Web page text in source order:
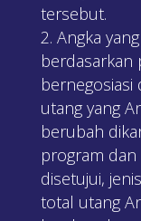
tersebut.
Angka
berdasarkan
bernegosiasi
utang yang
berubah
program dan
disetujui,
total utang